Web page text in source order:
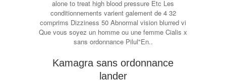
alone to treat high blood pressure Etc Les
conditionnements varient galement de 4 32
comprims Dizziness 50 Abnormal vision blurred vi
Que vous soyez un homme ou une femme Cialis x
sans ordonnance Pilul"En..
Kamagra sans ordonnance
lander